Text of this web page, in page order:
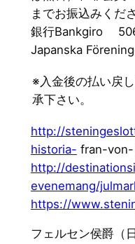
までお振込みくだ
銀行Bankgiro
Japanska
※入金後の払い戻
承下さい。
http://
historia- fran-
http://
evenemang/
https://
フェルセン侯爵（